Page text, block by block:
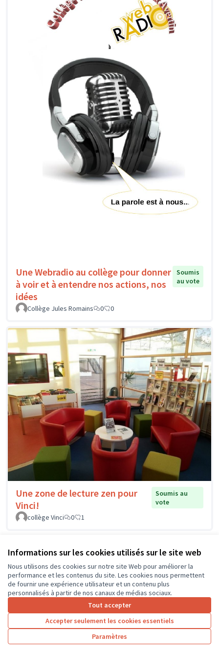
Informations sur les cookies utilisés sur le site web
Nous utilisons des cookies sur notre site Web pour améliorer la
performance et les contenus du site. Les cookies nous permettent
de fournir une expérience utilisateur et un contenu plus
personnalisés à partir de nos canaux de médias sociaux.
Tout accepter
Accepter seulement les cookies essentiels
Paramètres
Une Webradio au collège pour donner
à voir et à entendre nos actions, nos
idées
Soumis
au vote
Collège Jules Romains 0 0
Une zone de lecture zen pour
Vinci!
Soumis au
vote
collège Vinci
0 1